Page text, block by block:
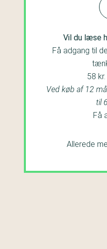
Vil du læse
Få adgang til
58
Ved køb af 12
til
Få
Allerede